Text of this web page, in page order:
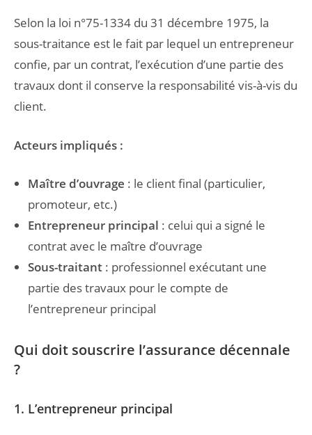
Selon la loi n°75-1334 du 31 décembre 1975, la
sous-traitance est le fait par lequel un entrepreneur
confie, par un contrat, l’exécution d’une partie des
travaux dont il conserve la responsabilité vis-à-vis du
client.
Acteurs impliqués :
Maître d’ouvrage : le client final (particulier,
promoteur, etc.)
Entrepreneur principal : celui qui a signé le
contrat avec le maître d’ouvrage
Sous-traitant : professionnel exécutant une
partie des travaux pour le compte de
l’entrepreneur principal
Qui doit souscrire l’assurance décennale
?
1. L’entrepreneur principal